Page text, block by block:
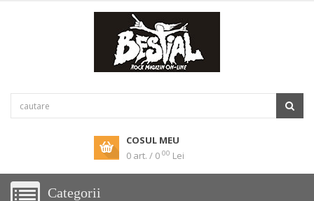
COSUL MEU
0 art. / 0 00 Lei
Categorii